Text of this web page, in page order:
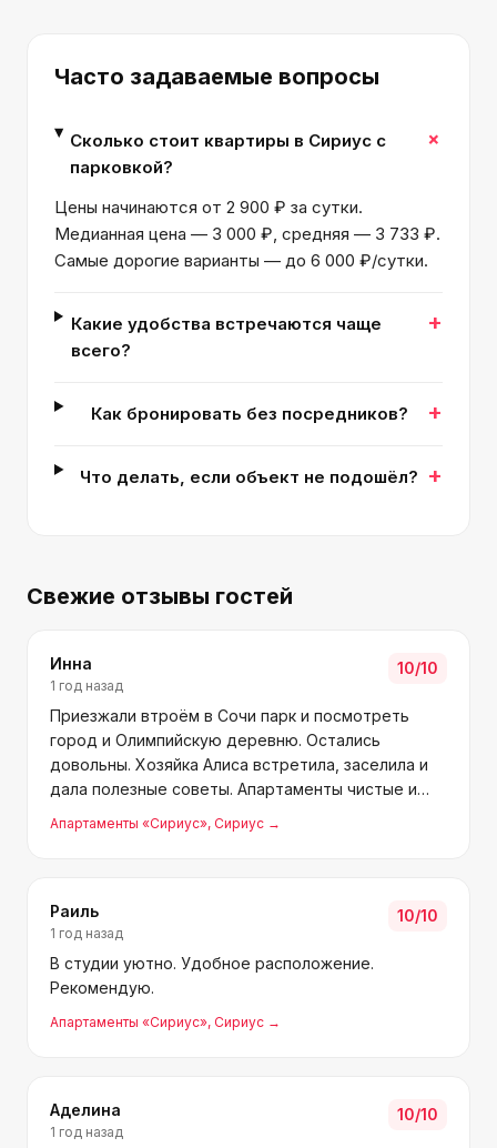
Часто задаваемые вопросы
Сколько стоит квартиры в Сириус с
парковкой?
+
Цены начинаются от 2 900 ₽ за сутки.
Медианная цена — 3 000 ₽, средняя — 3 733 ₽.
Самые дорогие варианты — до 6 000 ₽/сутки.
Какие удобства встречаются чаще
всего?
+
Как бронировать без посредников? +
Что делать, если объект не подошёл? +
Свежие отзывы гостей
Инна
1 год назад
10/10
Приезжали втроём в Сочи парк и посмотреть
город и Олимпийскую деревню. Остались
довольны. Хозяйка Алиса встретила, заселила и
дала полезные советы. Апартаменты чистые и
легко припарковать. Рекомендую.
Апартаменты «Сириус», Сириус →
Раиль
1 год назад
10/10
В студии уютно. Удобное расположение.
Рекомендую.
Апартаменты «Сириус», Сириус →
Аделина
1 год назад
10/10